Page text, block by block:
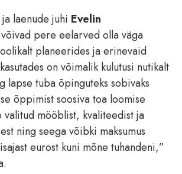
laenude juhi Evelin
pere eelarved olla väga
planeerides ja erinevaid
on võimalik kulutusi nutikalt
lapse tuba õpinguteks sobivaks
õppimist soosiva toa loomise
valitud mööblist, kvaliteedist ja
ning seega võibki maksumus
eurost kuni mõne tuhandeni,”